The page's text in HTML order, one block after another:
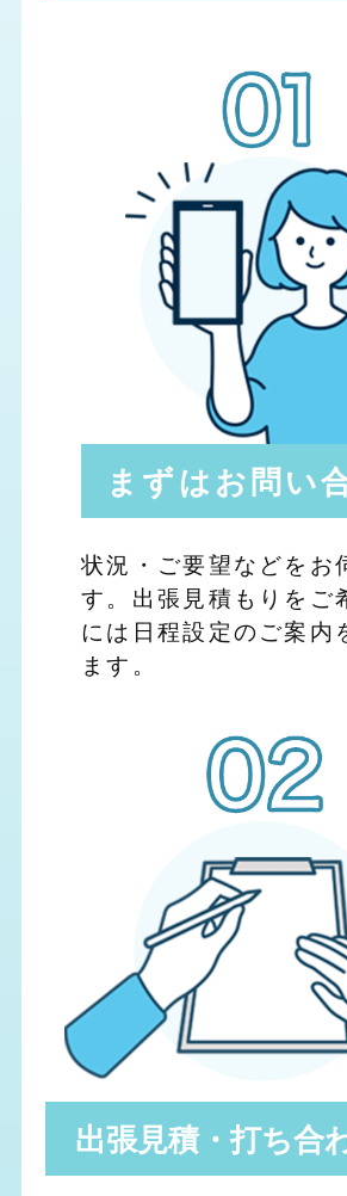
まずはお問い
状況・ご要望などをお
す。出張見積もりをご
には日程設定のご案内
ます。
出張見積・打ち合